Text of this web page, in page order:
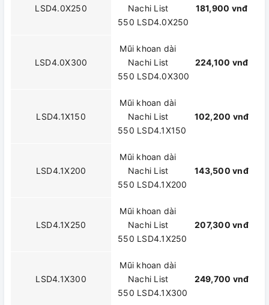
LSD4.0X250
Nachi List
550 LSD4.0X250
181,900 vnđ
LSD4.0X300
Mũi khoan dài
Nachi List
550 LSD4.0X300
224,100 vnđ
LSD4.1X150
Mũi khoan dài
Nachi List
550 LSD4.1X150
102,200 vnđ
LSD4.1X200
Mũi khoan dài
Nachi List
550 LSD4.1X200
143,500 vnđ
LSD4.1X250
Mũi khoan dài
Nachi List
550 LSD4.1X250
207,300 vnđ
LSD4.1X300
Mũi khoan dài
Nachi List
550 LSD4.1X300
249,700 vnđ